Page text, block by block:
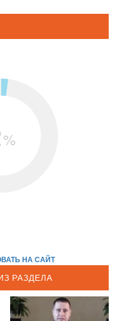
%
НА САЙТ
РАЗДЕЛА